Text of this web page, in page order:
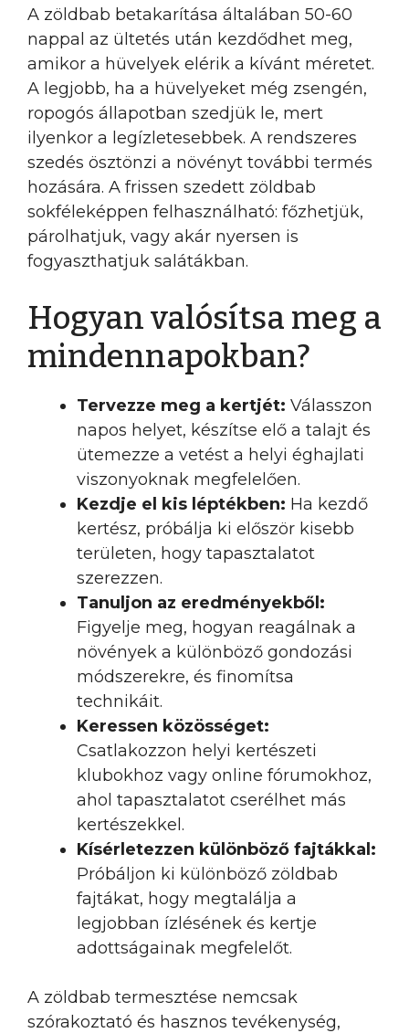
A zöldbab betakarítása általában 50-60
nappal az ültetés után kezdődhet meg,
amikor a hüvelyek elérik a kívánt méretet.
A legjobb, ha a hüvelyeket még zsengén,
ropogós állapotban szedjük le, mert
ilyenkor a legízletesebbek. A rendszeres
szedés ösztönzi a növényt további termés
hozására. A frissen szedett zöldbab
sokféleképpen felhasználható: főzhetjük,
párolhatjuk, vagy akár nyersen is
fogyaszthatjuk salátákban.
Hogyan valósítsa meg a
mindennapokban?
Tervezze meg a kertjét: Válasszon
napos helyet, készítse elő a talajt és
ütemezze a vetést a helyi éghajlati
viszonyoknak megfelelően.
Kezdje el kis léptékben: Ha kezdő
kertész, próbálja ki először kisebb
területen, hogy tapasztalatot
szerezzen.
Tanuljon az eredményekből:
Figyelje meg, hogyan reagálnak a
növények a különböző gondozási
módszerekre, és finomítsa
technikáit.
Keressen közösséget:
Csatlakozzon helyi kertészeti
klubokhoz vagy online fórumokhoz,
ahol tapasztalatot cserélhet más
kertészekkel.
Kísérletezzen különböző fajtákkal:
Próbáljon ki különböző zöldbab
fajtákat, hogy megtalálja a
legjobban ízlésének és kertje
adottságainak megfelelőt.
A zöldbab termesztése nemcsak
szórakoztató és hasznos tevékenység,